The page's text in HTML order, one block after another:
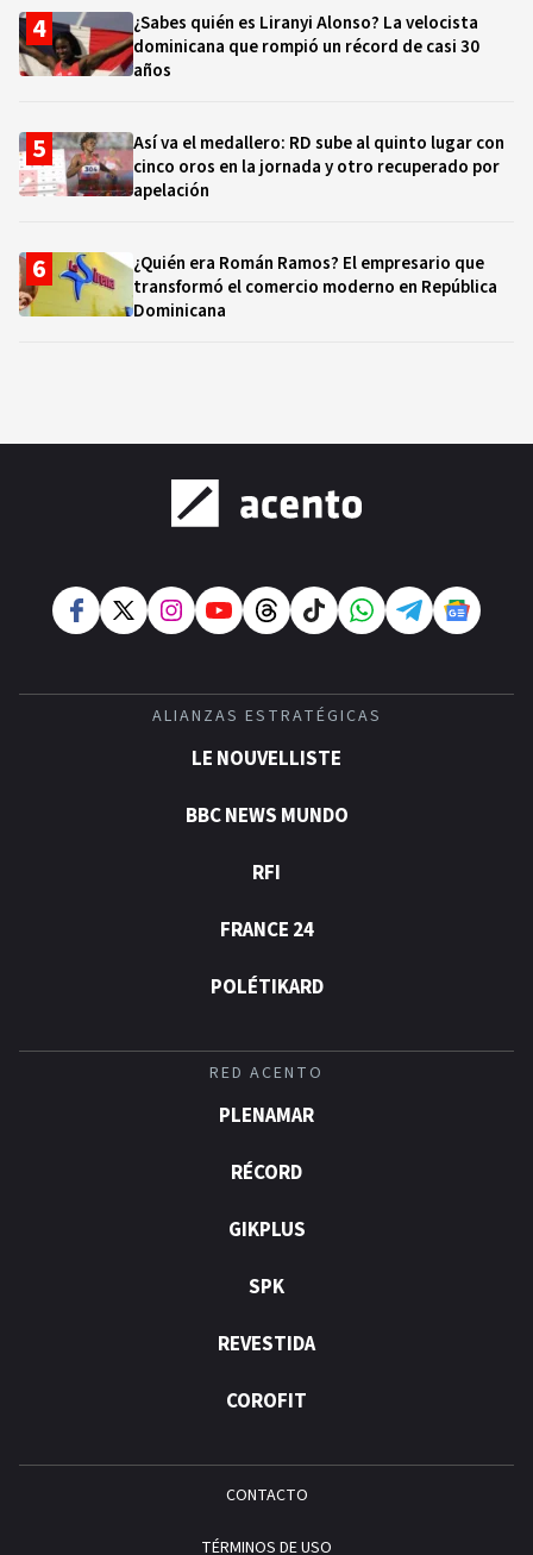
¿Sabes quién es Liranyi Alonso? La velocista
dominicana que rompió un récord de casi 30
años
Así va el medallero: RD sube al quinto lugar con
cinco oros en la jornada y otro recuperado por
apelación
¿Quién era Román Ramos? El empresario que
transformó el comercio moderno en República
Dominicana
ALIANZAS ESTRATÉGICAS
LE NOUVELLISTE
BBC NEWS MUNDO
RFI
FRANCE 24
POLÉTIKARD
RED ACENTO
PLENAMAR
RÉCORD
GIKPLUS
SPK
REVESTIDA
COROFIT
CONTACTO
TÉRMINOS DE USO